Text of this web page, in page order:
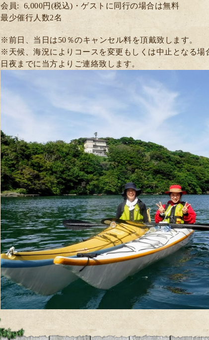
会員: 6,000円(税込)・ゲスト に同行の場合は無料
最少催行人数2名
※前日、当日は50％のキャンセル料を頂戴致します。
※天候、海況によりコースを変更もしくは中止となる場
日夜までに当方よりご連絡致します。